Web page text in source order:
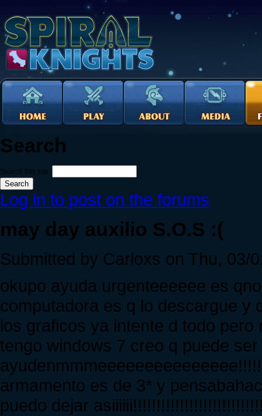
Search
Search this site:
Log in to post on the forums
may day auxilio S.O.S :(
Submitted by Carloxs on Thu, 03/
okupo ayuda urgenteeeeee es
computadora es q lo descargue y
los graficos ya intente d todo
tengo windows 7 creo q puede
armamento es de 3* y
puedo dejar